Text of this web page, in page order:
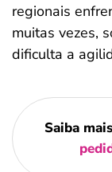
regionais
muitas vezes,
dificulta a
Saiba